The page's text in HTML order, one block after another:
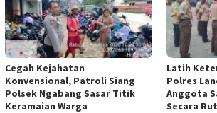
Cegah Kejahatan
Konvensional, Patroli Siang
Polsek Ngabang Sasar Titik
Keramaian Warga
Latih
Polres
Anggota
Secara